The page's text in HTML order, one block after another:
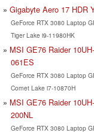
Gigabyte Aero 17 HDR
GeForce RTX 3080 Laptop
Tiger Lake i9-11980HK
MSI GE76 Raider 10UH-
061ES
GeForce RTX 3080 Laptop
Comet Lake i7-10870H
MSI GE76 Raider 10UH-
200NL
GeForce RTX 3080 Laptop